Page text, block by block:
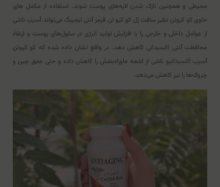
محیطی و همچنین نازک شدن لایه‌های پوست شوند. استفاده از مکمل های
حاوی کو کیوتن نظیر سافت ژل کو کیو تن قرمز آنتی ایجینگ می‌تواند آسیب ناشی
از عوامل داخلی و خارجی را با افزایش تولید انرژی در سلول‌های پوست و ارتقاء
محافظت آنتی اکسیدانی کاهش دهد. در واقع نشان داده شده که کو کیوتن
آسیب اکسیداتیو ناشی از اشعه ماوراءبنفش را کاهش داده و حتی عمق چین و
چروک‌ها را نیز کاهش می‌دهد.